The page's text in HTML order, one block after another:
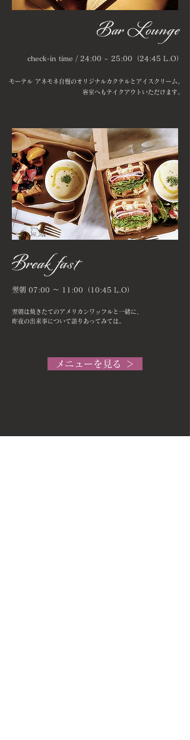
check-in time / 24:00 ~ 25:00（24:45 L.O）
モーテル アネモネ自慢のオリジナルカクテルとアイスクリーム。
​客室へもテイクアウトいただけます。
翌朝 07:00 ～ 11:00（10:45 L.O）
翌朝は焼きたてのアメリカンワッフルと一緒に、
昨夜の出来事について語りあってみては。
メニューを見る ＞